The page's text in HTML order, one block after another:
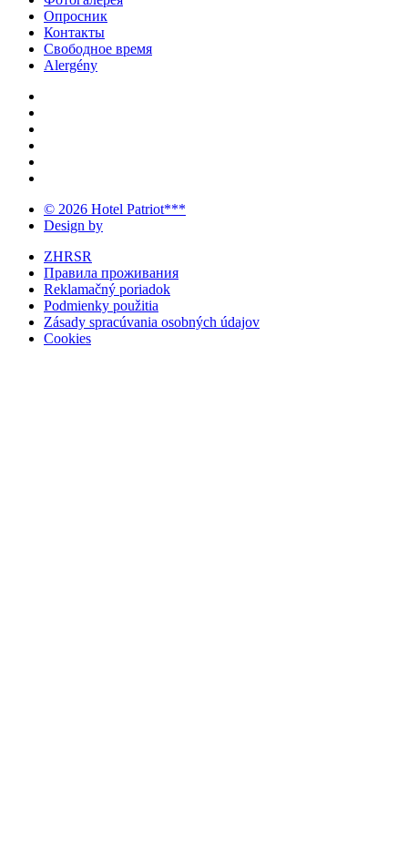
Опросник
Контакты
Свободное время
Alergény
© 2026 Hotel Patriot***
Design by
ZHRSR
Правила проживания
Reklamačný poriadok
Podmienky použitia
Zásady spracúvania osobných údajov
Cookies